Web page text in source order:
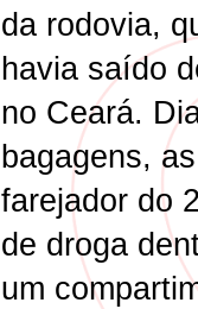
da rodovia,
havia saído
no Ceará.
bagagens,
farejador do
de droga
um